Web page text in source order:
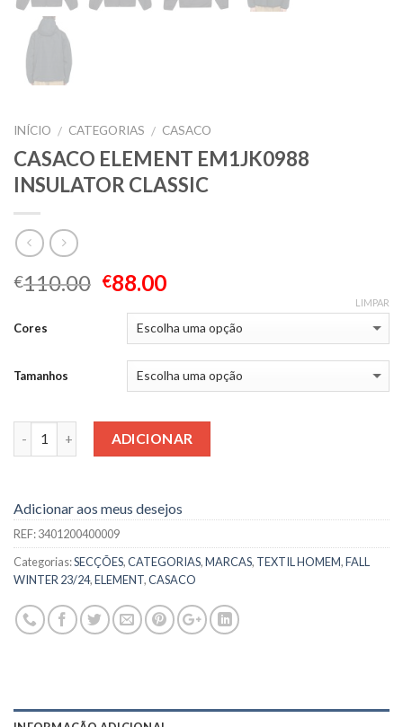
INÍCIO / CATEGORIAS / CASACO
CASACO ELEMENT EM1JK0988
INSULATOR CLASSIC
€110.00 €88.00
Cores
Tamanhos
LIMPAR
Quantidade ADICIONAR
Adicionar aos meus desejos
REF:3401200400009
Categorias:SECÇÕES,CATEGORIAS,MARCAS, TEXTIL HOMEM,FALL
WINTER 23/24,ELEMENT,CASACO